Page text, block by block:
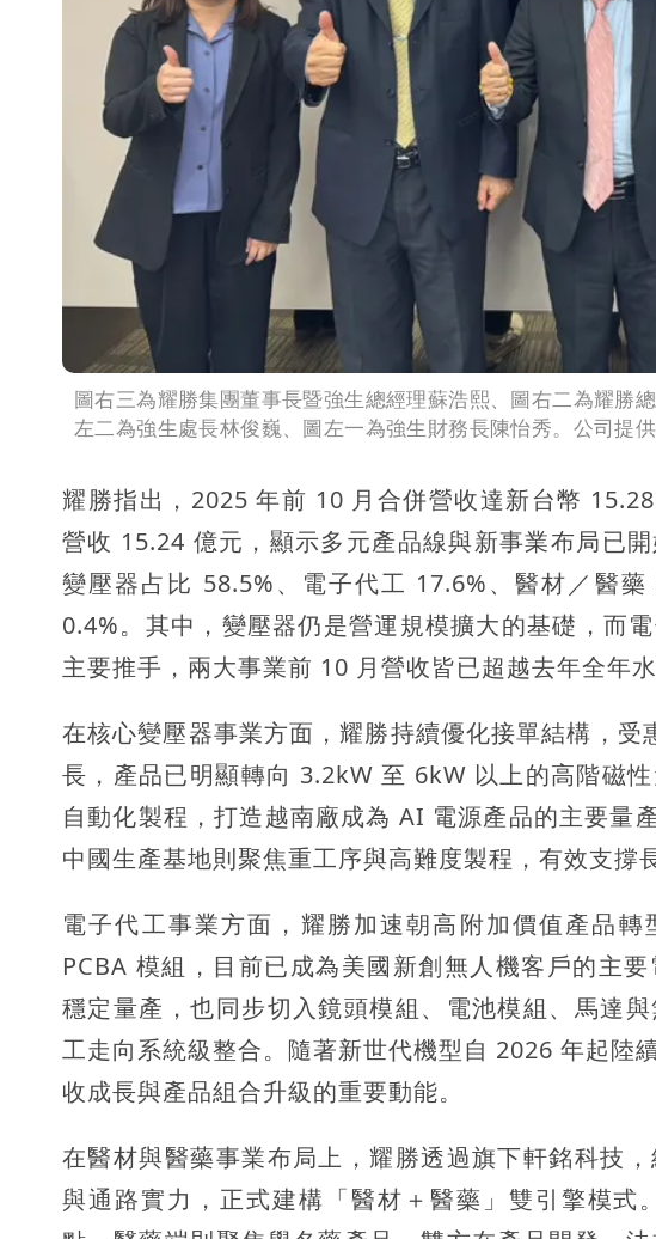
圖右三為耀勝集團董事長暨強生總經理蘇浩熙、圖右二為耀勝
左二為強生處長林俊巍、圖左一為強生財務長陳怡秀。公司提供
耀勝指出，2025 年前 10 月合併營收達新台幣
營收 15.24 億元，顯示多元產品線與新事業布局已
變壓器占比 58.5%、電子代工 17.6%、醫材／醫
0.4%。其中，變壓器仍是營運規模擴大的基礎，而
主要推手，兩大事業前 10 月營收皆已超越去年全年水
在核心變壓器事業方面，耀勝持續優化接單結構，
長，產品已明顯轉向 3.2kW 至 6kW 以上的高階磁
自動化製程，打造越南廠成為 AI 電源產品的主要量
中國生產基地則聚焦重工序與高難度製程，有效支撐
電子代工事業方面，耀勝加速朝高附加價值產品
PCBA 模組，目前已成為美國新創無人機客戶的主
穩定量產，也同步切入鏡頭模組、電池模組、馬達
工走向系統級整合。隨著新世代機型自 2026 年起陸
收成長與產品組合升級的重要動能。
在醫材與醫藥事業布局上，耀勝透過旗下軒銘科技
與通路實力，正式建構「醫材＋醫藥」雙引擎模式